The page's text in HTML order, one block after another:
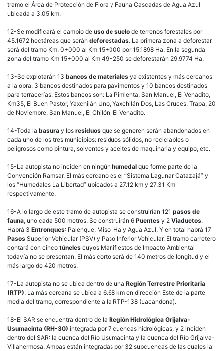
tramo el Área de Protección de Flora y Fauna Cascadas de Agua Azul
ubicada a 3.05 km.
12-Se modificará el cambio de uso de suelo de terrenos forestales por
45.1672 hectáreas que serán deforestadas. La primera zona a deforestar
será del tramo Km. 0+000 al Km 15+000 por 15.1898 Ha. En la segunda
zona del tramo Km 15+000 al Km 49+250 se deforestarán 29.9774 Ha.
13-Se explotarán 13 bancos de materiales ya existentes y más cercanos
a la obra: 3 bancos destinados para pavimentos y 10 bancos destinados
para terracerías. Estos bancos son: La Pimienta, San Manuel, El Venadito,
Km35, El Buen Pastor, Yaxchilán Uno, Yaxchilán Dos, Las Cruces, Trapa, 20
de Noviembre, San Manuel, El Chilón, El Venadito.
14-Toda la basura y los residuos que se generen serán abandonados en
cada uno de los tres municipios: residuos sólidos, no reciclables o
peligrosos como pintura, solventes y aceites de maquinaria y equipo, etc.
15-La autopista no inciden en ningún humedal que forme parte de la
Convención Ramsar. El más cercano es el “Sistema Lagunar Catazajá” y
los “Humedales La Libertad” ubicados a 27.12 km y 27.31 Km
respectivamente.
16-A lo largo de este tramo de autopista se construirían 121 pasos de
fauna, uno cada 500 metros. Se construirán 6 Puentes y 2 Viaductos.
Habrá 3 Entronques: Palenque, Misol Ha y Agua Azul. Y en total habrá 17
Pasos Superior Vehicular (PSV) y Paso Inferior Vehicular. El tramo carretero
contará con cinco túneles cuyos Manifiestos de Impacto Ambiental
todavía no se presentan. El más corto será de 140 metros de longitud y el
más largo de 420 metros.
17-La autopista no se ubica dentro de una Región Terrestre Prioritaria
(RTP). La más cercana se ubica a 6.68 km en dirección Este de la parte
media del tramo, correspondiente a la RTP-138 (Lacandona).
18-El SAR se encuentra dentro de la Región Hidrológica Grijalva-
Usumacinta (RH-30) integrada por 7 cuencas hidrológicas, y 2 inciden
dentro del SAR: la cuenca del Río Usumacinta y la cuenca del Río Grijalva-
Villahermosa. Ambas están integradas por 32 subcuencas de las cuales la